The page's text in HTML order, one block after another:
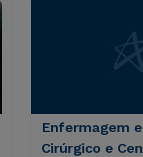
Enfermagem
Cirúrgico e